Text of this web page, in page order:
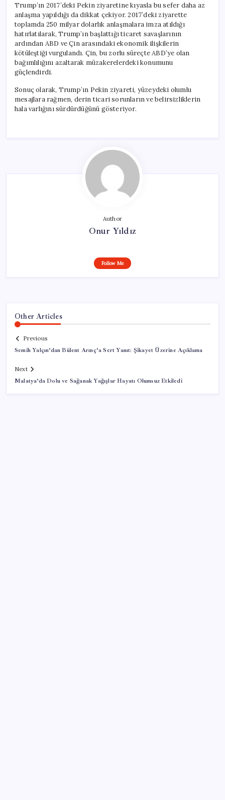
Trump’ın 2017’deki Pekin ziyaretine kıyasla bu sefer daha az
anlaşma yapıldığı da dikkat çekiyor. 2017’deki ziyarette
toplamda 250 milyar dolarlık anlaşmalara imza atıldığı
hatırlatılarak, Trump’ın başlattığı ticaret savaşlarının
ardından ABD ve Çin arasındaki ekonomik ilişkilerin
kötüleştiği vurgulandı. Çin, bu zorlu süreçte ABD’ye olan
bağımlılığını azaltarak müzakerelerdeki konumunu
güçlendirdi.
Sonuç olarak, Trump’ın Pekin ziyareti, yüzeydeki olumlu
mesajlara rağmen, derin ticari sorunların ve belirsizliklerin
hala varlığını sürdürdüğünü gösteriyor.
Author
Onur Yıldız
Follow Me
Other Articles
Previous
Semih Yalçın’dan Bülent Arınç’a Sert Yanıt: Şikayet Üzerine Açıklama
Next
Malatya’da Dolu ve Sağanak Yağışlar Hayatı Olumsuz Etkiledi